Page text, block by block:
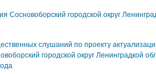
городской округ
слушаний по проекту
городской округ Ленинградкой